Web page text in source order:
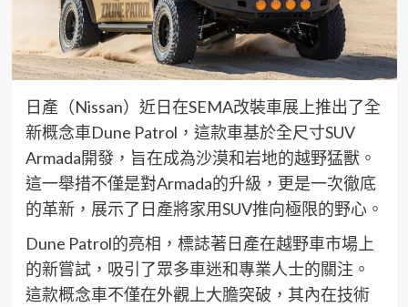
日產（Nissan）近日在SEMA改裝車展上推出了全
新概念車Dune Patrol，這款車基於全尺寸SUV
Armada開發，旨在成為沙漠和岩地的越野猛獸。
這一舉措不僅是對Armada的升級，更是一次徹底
的革新，展示了日產將家用SUV推向極限的野心。
Dune Patrol的亮相，標誌著日產在越野車市場上
的新嘗試，吸引了眾多車迷和專業人士的關注。
這款概念車不僅在外觀上大膽突破，其內在技術